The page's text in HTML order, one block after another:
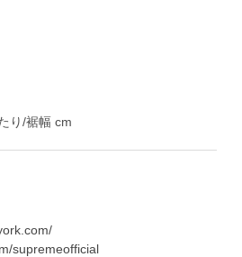
り/裾幅 cm
supremeofficial